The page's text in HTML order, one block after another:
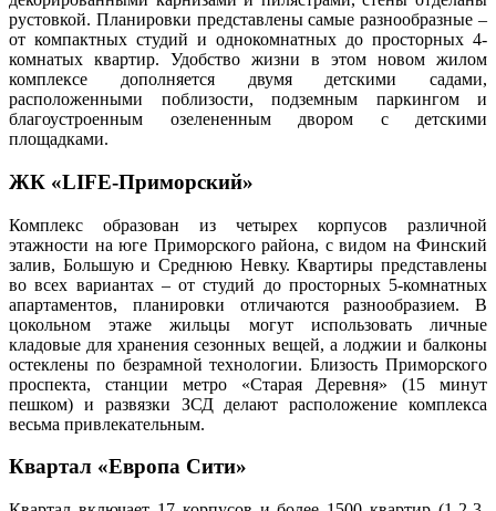
рустовкой. Планировки представлены самые разнообразные –
от компактных студий и однокомнатных до просторных 4-
комнатых квартир. Удобство жизни в этом новом жилом
комплексе дополняется двумя детскими садами,
расположенными поблизости, подземным паркингом и
благоустроенным озелененным двором с детскими
площадками.
ЖК «LIFE-Приморский»
Комплекс образован из четырех корпусов различной
этажности на юге Приморского района, с видом на Финский
залив, Большую и Среднюю Невку. Квартиры представлены
во всех вариантах – от студий до просторных 5-комнатных
апартаментов, планировки отличаются разнообразием. В
цокольном этаже жильцы могут использовать личные
кладовые для хранения сезонных вещей, а лоджии и балконы
остеклены по безрамной технологии. Близость Приморского
проспекта, станции метро «Старая Деревня» (15 минут
пешком) и развязки ЗСД делают расположение комплекса
весьма привлекательным.
Квартал «Европа Сити»